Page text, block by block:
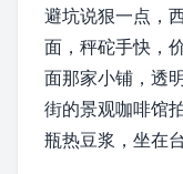
避坑说狠一点，
面，秤砣手快，
面那家小铺，透
街的景观咖啡馆
瓶热豆浆，坐在